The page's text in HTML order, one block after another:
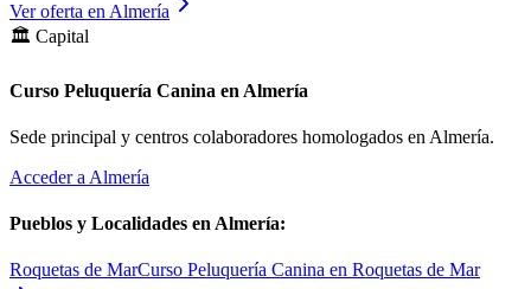
Ver oferta en Almería
🏛️ Capital
Curso Peluquería Canina en Almería
Sede principal y centros colaboradores homologados en Almería.
Acceder a Almería
Pueblos y Localidades en Almería:
Roquetas de MarCurso Peluquería Canina en Roquetas de Mar